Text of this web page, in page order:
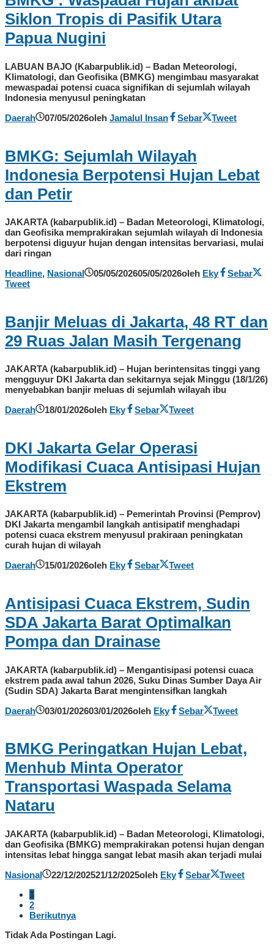
Siklon Tropis di Pasifik Utara
Papua Nugini
LABUAN BAJO (Kabarpublik.id) – Badan Meteorologi,
Klimatologi, dan Geofisika (BMKG) mengimbau masyarakat
mewaspadai potensi cuaca signifikan di sejumlah wilayah
Indonesia menyusul peningkatan
Daerah
07/05/2026oleh Jamalul Insan Sebar Tweet
BMKG: Sejumlah Wilayah
Indonesia Berpotensi Hujan Lebat
dan Petir
JAKARTA (kabarpublik.id) – Badan Meteorologi, Klimatologi,
dan Geofisika memprakirakan sejumlah wilayah di Indonesia
berpotensi diguyur hujan dengan intensitas bervariasi, mulai
dari ringan
Headline, Nasional 05/05/202605/05/2026oleh Eky
Sebar
Tweet
Banjir Meluas di Jakarta, 48 RT dan
29 Ruas Jalan Masih Tergenang
JAKARTA (kabarpublik.id) – Hujan berintensitas tinggi yang
mengguyur DKI Jakarta dan sekitarnya sejak Minggu (18/1/26)
menyebabkan banjir meluas di sejumlah wilayah ibu
Daerah
18/01/2026oleh Eky Sebar Tweet
DKI Jakarta Gelar Operasi
Modifikasi Cuaca Antisipasi Hujan
Ekstrem
JAKARTA (kabarpublik.id) – Pemerintah Provinsi (Pemprov)
DKI Jakarta mengambil langkah antisipatif menghadapi
potensi cuaca ekstrem menyusul prakiraan peningkatan
curah hujan di wilayah
Daerah
15/01/2026oleh Eky Sebar Tweet
Antisipasi Cuaca Ekstrem, Sudin
SDA Jakarta Barat Optimalkan
Pompa dan Drainase
JAKARTA (kabarpublik.id) – Mengantisipasi potensi cuaca
ekstrem pada awal tahun 2026, Suku Dinas Sumber Daya Air
(Sudin SDA) Jakarta Barat mengintensifkan langkah
Daerah
03/01/202603/01/2026oleh Eky Sebar Tweet
BMKG Peringatkan Hujan Lebat,
Menhub Minta Operator
Transportasi Waspada Selama
Nataru
JAKARTA (kabarpublik.id) – Badan Meteorologi, Klimatologi,
dan Geofisika (BMKG) memprakirakan potensi hujan dengan
intensitas lebat hingga sangat lebat masih akan terjadi mulai
Nasional
22/12/202521/12/2025oleh Eky Sebar
Tweet
1
2
Berikutnya
Tidak Ada Postingan Lagi.